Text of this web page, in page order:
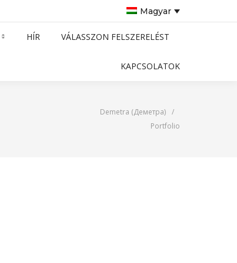
Magyar
HÍR VÁLASSZON FELSZERELÉST
KAPCSOLATOK
Demetra (Деметра) /
Portfolio